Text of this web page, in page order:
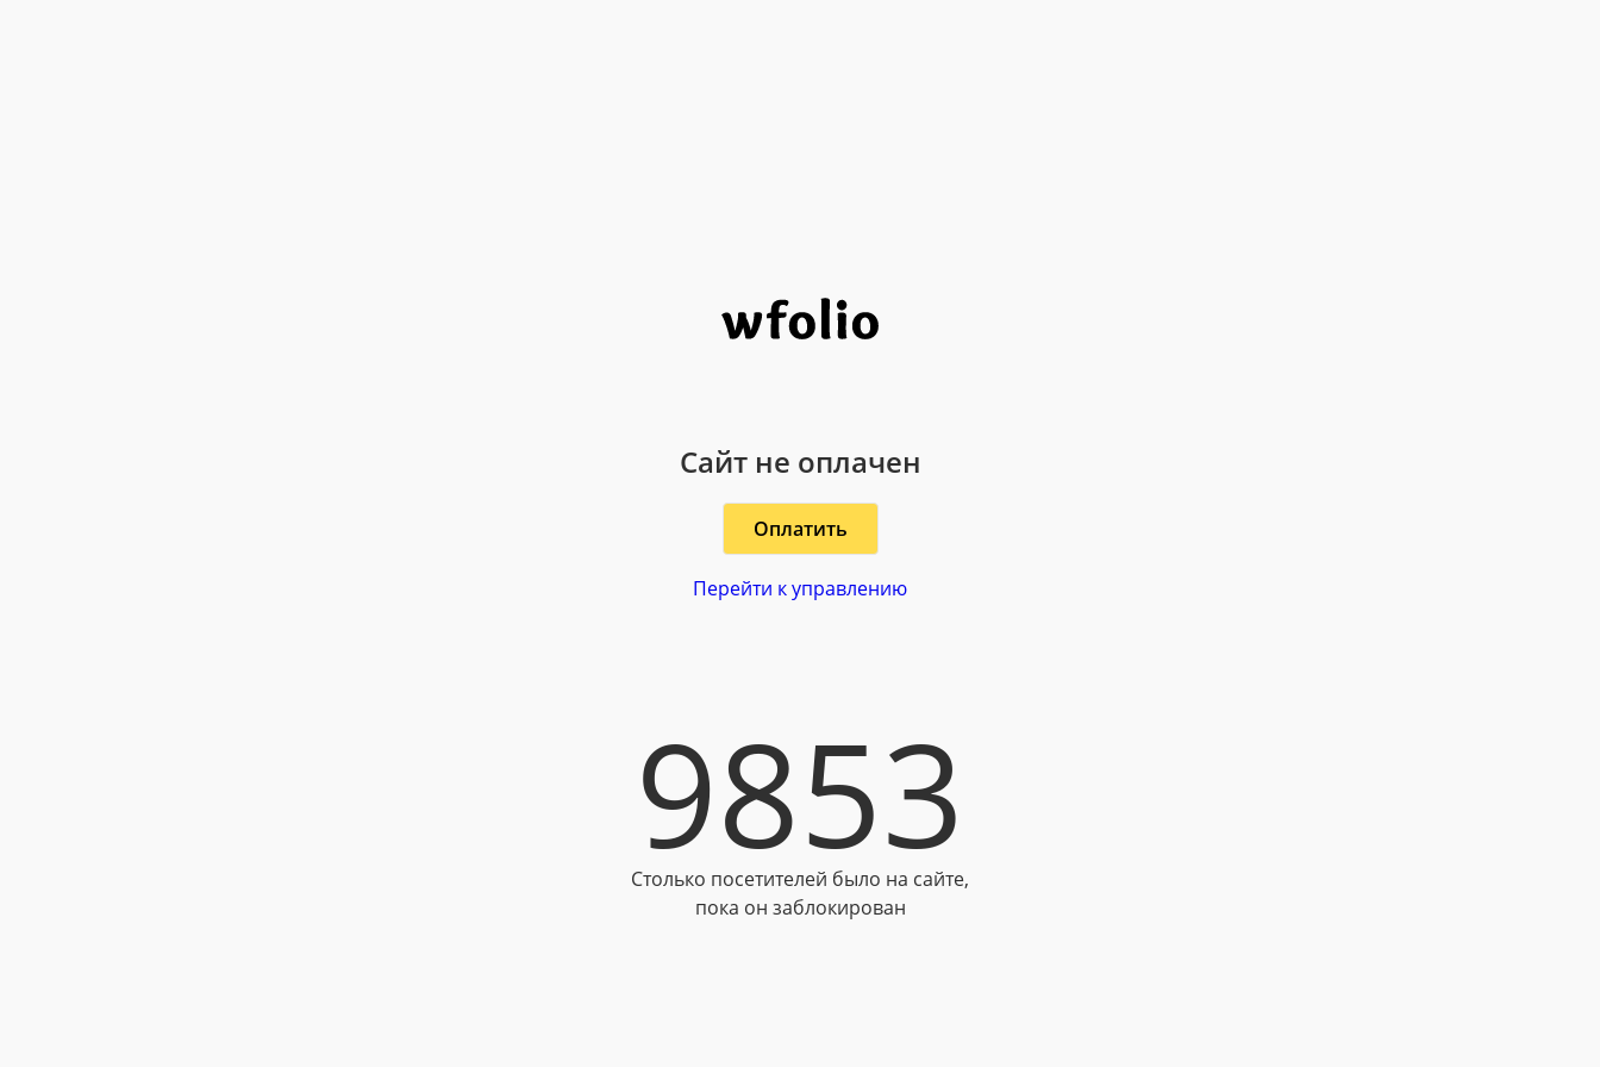
Сайт не оплачен
Оплатить
Перейти к управлению
9853
Столько посетителей было на сайте,
пока он заблокирован